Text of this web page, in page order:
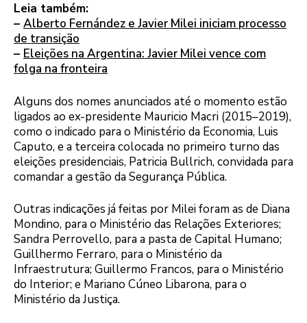
Leia também:
– Alberto Fernández e Javier Milei iniciam processo
de transição
– Eleições na Argentina: Javier Milei vence com
folga na fronteira
Alguns dos nomes anunciados até o momento estão
ligados ao ex-presidente Mauricio Macri (2015–2019),
como o indicado para o Ministério da Economia, Luis
Caputo, e a terceira colocada no primeiro turno das
eleições presidenciais, Patricia Bullrich, convidada para
comandar a gestão da Segurança Pública.
Outras indicações já feitas por Milei foram as de Diana
Mondino, para o Ministério das Relações Exteriores;
Sandra Perrovello, para a pasta de Capital Humano;
Guillhermo Ferraro, para o Ministério da
Infraestrutura; Guillermo Francos, para o Ministério
do Interior; e Mariano Cúneo Libarona, para o
Ministério da Justiça.